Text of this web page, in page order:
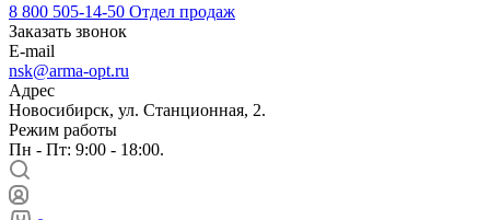
8 800 505-14-50 Отдел продаж
Заказать звонок
E-mail
nsk@arma-opt.ru
Адрес
Новосибирск, ул. Станционная, 2.
Режим работы
Пн - Пт: 9:00 - 18:00.